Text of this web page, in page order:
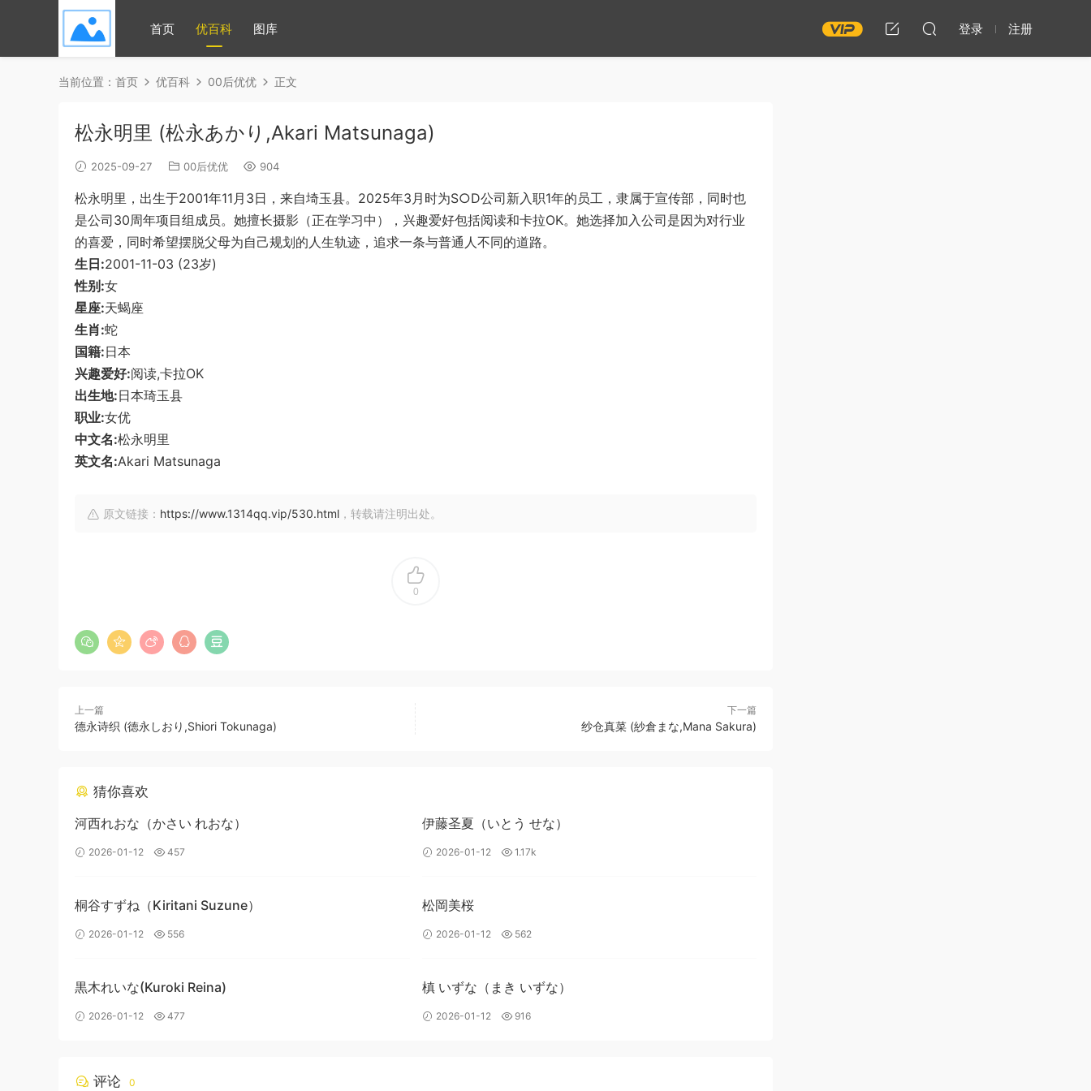
首页 优百科 图库 登录 注册
当前位置： 首页 优百科 00后优优 正文
松永明里 (松永あかり,Akari Matsunaga)
2025-09-27 00后优优 904
松永明里，出生于2001年11月3日，来自埼玉县。2025年3月时为S○D公司新入职1年的员工，隶属于宣传部，同时也
是公司30周年项目组成员。她擅长摄影（正在学习中），兴趣爱好包括阅读和卡拉OK。她选择加入公司是因为对行业
的喜爱，同时希望摆脱父母为自己规划的人生轨迹，追求一条与普通人不同的道路。
生日:2001-11-03 (23岁)
性别:女
星座:天蝎座
生肖:蛇
国籍:日本
兴趣爱好:阅读,卡拉OK
出生地:日本琦玉县
职业:女优
中文名:松永明里
英文名:Akari Matsunaga
原文链接： https://www.1314qq.vip/530.html ，转载请注明出处。
0
上一篇
德永诗织 (徳永しおり,Shiori Tokunaga)
下一篇
纱仓真菜 (紗倉まな,Mana Sakura)
猜你喜欢
河西れおな（かさい れおな）
2026-01-12 457
伊藤圣夏（いとう せな）
2026-01-12 1.17k
桐谷すずね（Kiritani Suzune）
2026-01-12 556
松岡美桜
2026-01-12 562
黒木れいな(Kuroki Reina)
2026-01-12 477
槙 いずな（まき いずな）
2026-01-12 916
评论 0